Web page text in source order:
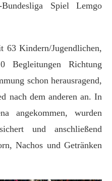
Spiel Lemgo
Kindern/Jugendlichen,
Begleitungen Richtung
schon herausragend,
nach dem anderen an. In
angekommen, wurden
und anschließend
Nachos und Getränken